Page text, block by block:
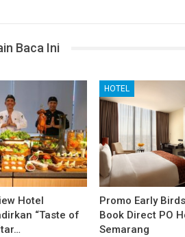
Baca Ini
Hotel
“Taste of
HOTEL
Promo Early
Book Direct PO
Semarang